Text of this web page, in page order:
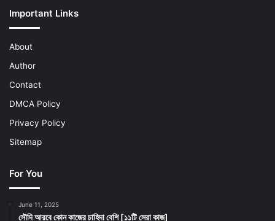
Important Links
About
Author
Contact
DMCA Policy
Privacy Policy
Sitemap
For You
June 11, 2025
সৌদি আরবে কোন কাজের চাহিদা বেশি [১১টি সেরা কাজ]